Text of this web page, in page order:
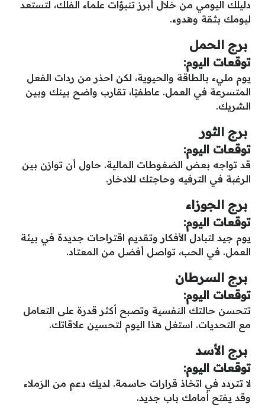
دليلك اليومي من خلال أبرز تنبؤات علماء الفلك، لتستعد
ليومك بثقة وهدوء.
برج الحمل
توقعات اليوم:
يوم مليء بالطاقة والحيوية، لكن احذر من ردات الفعل
المتسرعة في العمل. عاطفيًا، تقارب واضح بينك وبين
الشريك.
برج الثور
توقعات اليوم:
قد تواجه بعض الضغوطات المالية. حاول أن توازن بين
الرغبة في الترفيه وحاجتك للادخار.
برج الجوزاء
توقعات اليوم:
يوم جيد لتبادل الأفكار وتقديم اقتراحات جديدة في بيئة
العمل. في الحب، تواصل أفضل من المعتاد.
برج السرطان
توقعات اليوم:
تتحسن حالتك النفسية وتصبح أكثر قدرة على التعامل
مع التحديات. استغل هذا اليوم لتحسين علاقاتك.
برج الأسد
توقعات اليوم:
لا تتردد في اتخاذ قرارات حاسمة. لديك دعم من الزملاء
وقد يفتح أمامك باب جديد.